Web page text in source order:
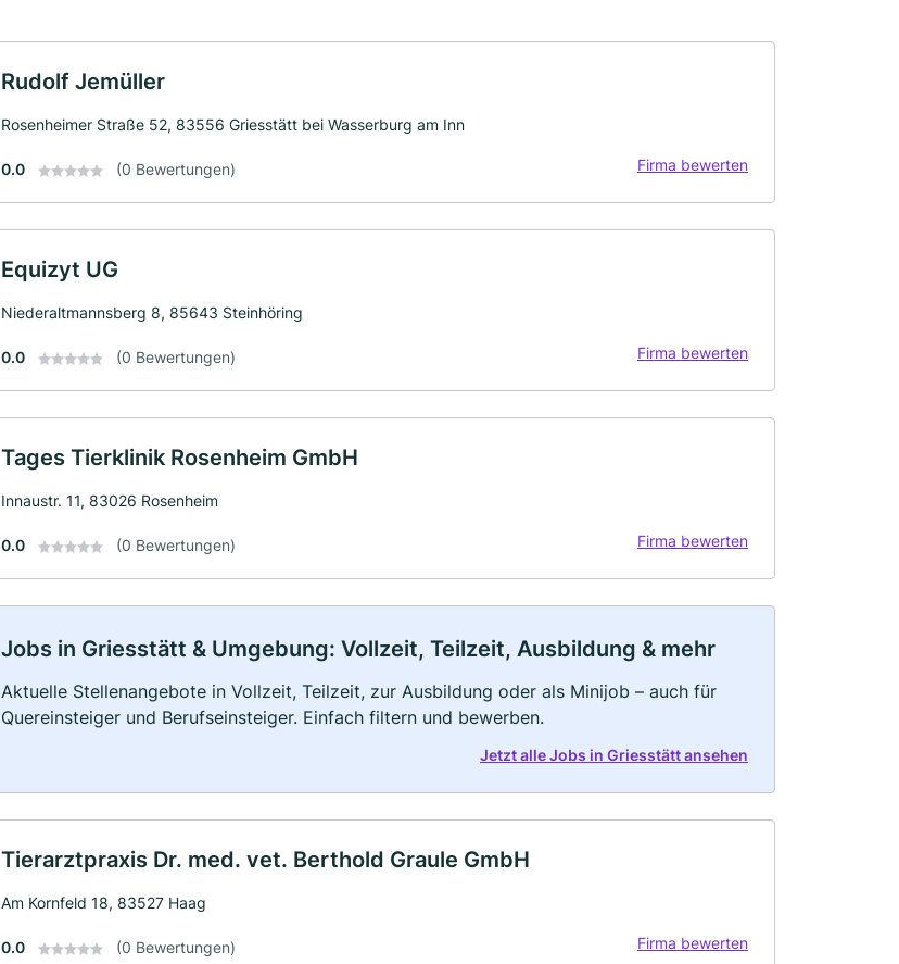
Rudolf Jemüller
Rosenheimer Straße 52, 83556 Griesstätt bei Wasserburg am Inn
0.0 (0 Bewertungen) Firma bewerten
Equizyt UG
Niederaltmannsberg 8, 85643 Steinhöring
0.0 (0 Bewertungen) Firma bewerten
Tages Tierklinik Rosenheim GmbH
Innaustr. 11, 83026 Rosenheim
0.0 (0 Bewertungen) Firma bewerten
Jobs in Griesstätt & Umgebung: Vollzeit, Teilzeit, Ausbildung & mehr
Aktuelle Stellenangebote in Vollzeit, Teilzeit, zur Ausbildung oder als Minijob – auch für
Quereinsteiger und Berufseinsteiger. Einfach filtern und bewerben.
Jetzt alle Jobs in Griesstätt ansehen
Tierarztpraxis Dr. med. vet. Berthold Graule GmbH
Am Kornfeld 18, 83527 Haag
0.0 (0 Bewertungen) Firma bewerten